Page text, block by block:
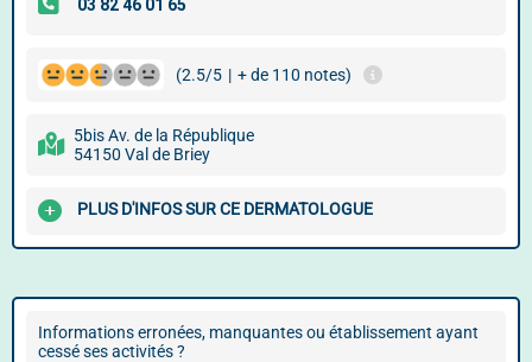
(2.5/5 | + de 110 notes)
5bis Av. de la République
54150 Val de Briey
PLUS D'INFOS SUR CE DERMATOLOGUE
Informations erronées, manquantes ou établissement ayant
cessé ses activités ?